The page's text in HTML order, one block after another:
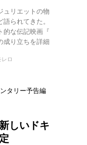
リエットの物語はこ
られてきた。無数の
な伝記映画『シド・
り立ちを詳細に...
ロ
しいドキュメ